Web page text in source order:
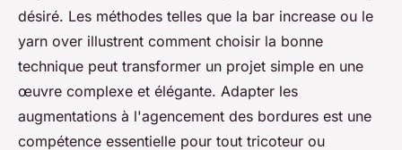
désiré. Les méthodes telles que la bar increase ou le
yarn over illustrent comment choisir la bonne
technique peut transformer un projet simple en une
œuvre complexe et élégante. Adapter les
augmentations à l'agencement des bordures est une
compétence essentielle pour tout tricoteur ou